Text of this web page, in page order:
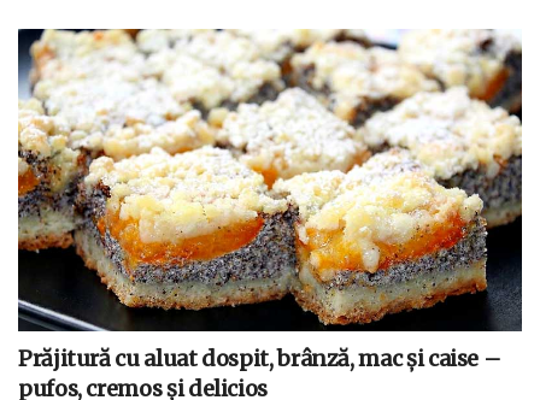
Prăjitură cu aluat dospit, brânză, mac și caise –
pufos, cremos și delicios